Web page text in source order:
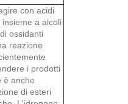
con acidi
a alcoli
ossidanti
reazione
i prodotti
è anche
di esteri